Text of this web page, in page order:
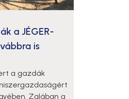
a JÉGER-
is
a gazdák
Zalában a